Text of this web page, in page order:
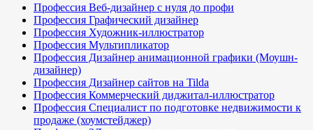
Профессия Веб-дизайнер с нуля до профи
Профессия Графический дизайнер
Профессия Художник-иллюстратор
Профессия Мультипликатор
Профессия Дизайнер анимационной графики (Моушн-
дизайнер)
Профессия Дизайнер сайтов на Tilda
Профессия Коммерческий диджитал-иллюстратор
Профессия Специалист по подготовке недвижимости к
продаже (хоумстейджер)